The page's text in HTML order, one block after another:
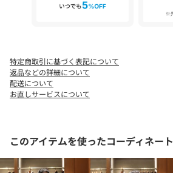
特定商取引に基づく表記について
返品などの詳細について
配送について
お直しサービスについて
このアイテムを使ったコーディネート